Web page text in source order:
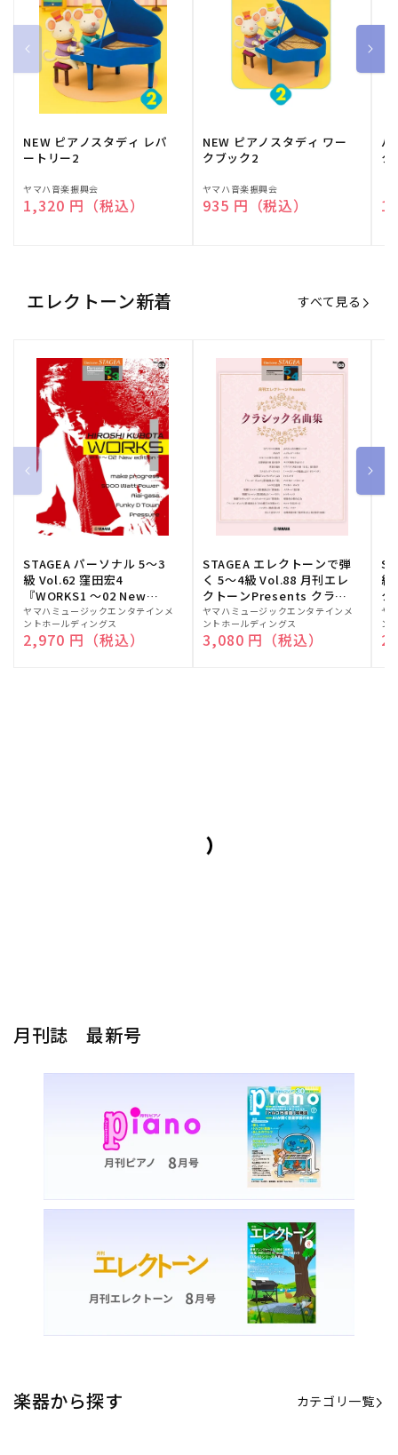
NEW ピアノスタディ レパ
ートリー2
販
売
ヤマハ音楽振興会
通常価格
1,320 円（税込）
NEW ピアノスタディ ワー
クブック2
販
売
ヤマハ音楽振興会
通常価格
935 円（税込）
バ
ク
売
エレクトーン新着 すべて見る
STAGEA パーソナル 5～3
級 Vol.62 窪田宏4
『WORKS1 ～02 New
edition～』
販
売
元:
ヤマハミュージックエンタテインメ
ントホールディングス
通常価格
2,970 円（税込）
STAGEA エレクトーンで弾
く 5～4級 Vol.88 月刊エレ
クトーンPresents クラシ
ック名曲集
販
売
元:
ヤマハミュージックエンタテインメ
ントホールディングス
通常価格
3,080 円（税込）
級
ク
販
売
元:
ヤ
ン
カテゴリ一覧